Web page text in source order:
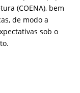
(COENA), bem
de modo a
sob o